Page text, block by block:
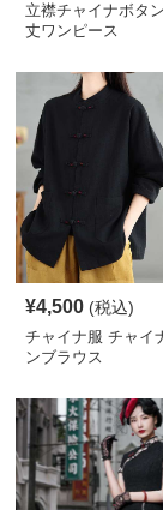
立襟チャイナボタ
丈ワンピース
¥4,500 (税込)
チャイナ服 チャイ
ンブラウス